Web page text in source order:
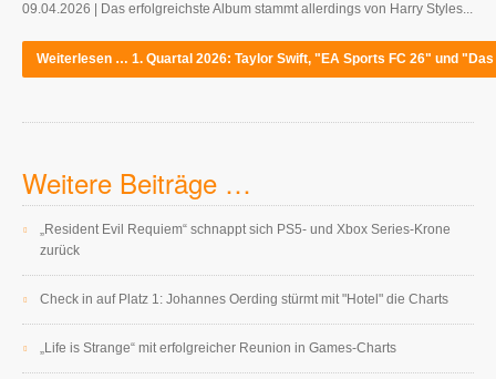
09.04.2026 | Das erfolgreichste Album stammt allerdings von Harry Styles...
Weiterlesen … 1. Quartal 2026: Taylor Swift, "EA Sports FC 26" und
Weitere Beiträge …
„Resident Evil Requiem“ schnappt sich PS5- und Xbox Series-Krone
zurück
Check in auf Platz 1: Johannes Oerding stürmt mit "Hotel" die Charts
„Life is Strange“ mit erfolgreicher Reunion in Games-Charts